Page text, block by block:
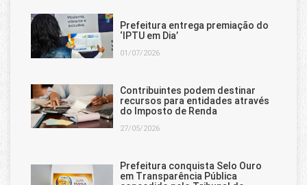
Prefeitura entrega premiação do
‘IPTU em Dia’
01/07/2026
Contribuintes podem destinar
recursos para entidades através
do Imposto de Renda
27/05/2026
Prefeitura conquista Selo Ouro
em Transparência Pública